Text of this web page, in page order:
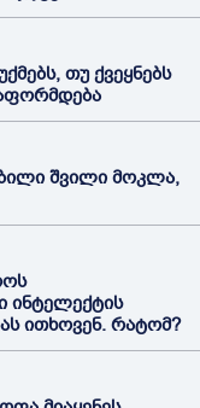
თუ ქვეყნებს
შვილი მოკლა,
ინტელექტის
ითხოვენ. რატომ?